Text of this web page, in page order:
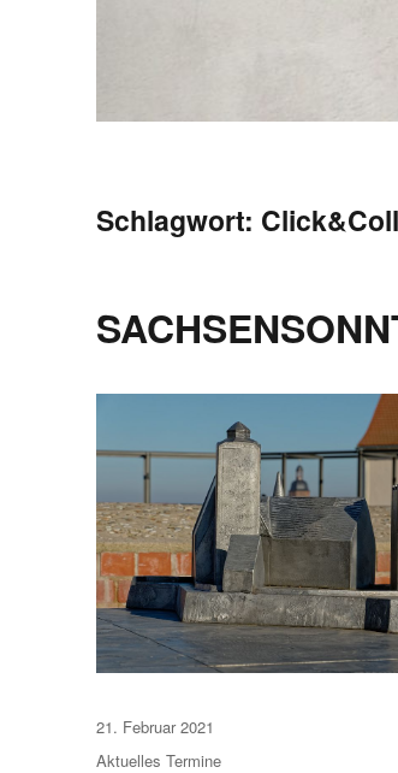
Schlagwort:
Veröffentlicht
am
21. Februar 2021
Aktuelles Termine